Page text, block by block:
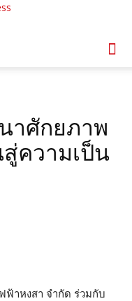
าศักยภาพ
ความเป็น
ฟ้าหงสา จำกัด ร่วมกับ